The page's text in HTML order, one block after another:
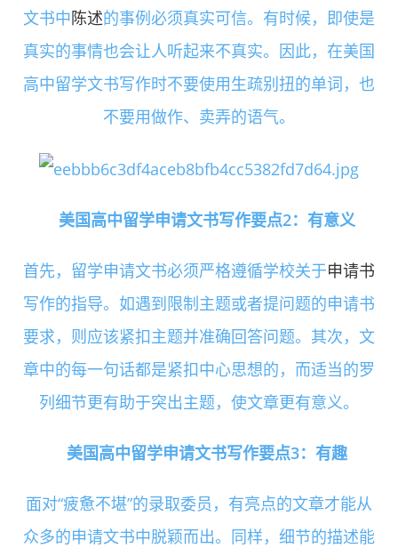
文书中陈述的事例必须真实可信。有时候，即使是
真实的事情也会让人听起来不真实。因此，在美国
高中留学文书写作时不要使用生疏别扭的单词，也
不要用做作、卖弄的语气。
美国高中留学申请文书写作要点2：有意义
首先，留学申请文书必须严格遵循学校关于申请书
写作的指导。如遇到限制主题或者提问题的申请书
要求，则应该紧扣主题并准确回答问题。其次，文
章中的每一句话都是紧扣中心思想的，而适当的罗
列细节更有助于突出主题，使文章更有意义。
美国高中留学申请文书写作要点3：有趣
面对“疲惫不堪”的录取委员，有亮点的文章才能从
众多的申请文书中脱颖而出。同样，细节的描述能